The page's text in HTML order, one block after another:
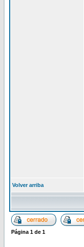
Volver arriba
Página 1 de 1